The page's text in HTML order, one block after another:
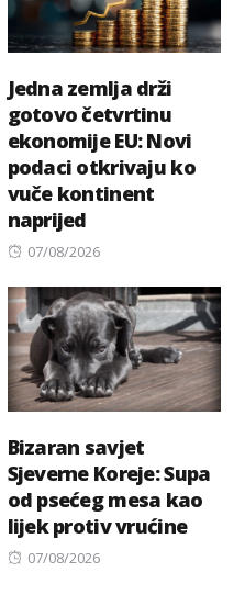
Jedna zemlja drži
gotovo četvrtinu
ekonomije EU: Novi
podaci otkrivaju ko
vuče kontinent
naprijed
Posted
07/08/2026
Bizaran savjet
Sjeverne Koreje: Supa
od psećeg mesa kao
lijek protiv vrućine
Posted
07/08/2026